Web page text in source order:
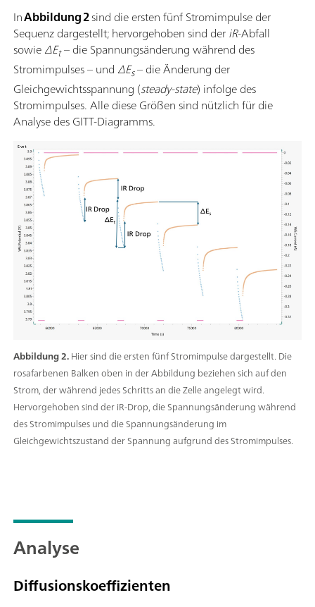
Abbildung 2.Hier sind die ersten fünf Stromimpulse dargestellt. Die
rosafarbenen Balken oben in der Abbildung beziehen sich auf den
Strom, der während jedes Schritts an die Zelle angelegt wird.
Hervorgehoben sind der iR-Drop, die Spannungsänderung während
des Stromimpulses und die Spannungsänderung im
Gleichgewichtszustand der Spannung aufgrund des Stromimpulses.
InAbbildung 2sind die ersten fünf Stromimpulse der
Sequenz dargestellt; hervorgehoben sind deriR-Abfall
sowieΔEt– die Spannungsänderung während des
Stromimpulses – und ΔEs– die Änderung der
Gleichgewichtsspannung (steady-state) infolge des
Stromimpulses. Alle diese Größen sind nützlich für die
Analyse des GITT-Diagramms.
Analyse
Diffusionskoeffizienten